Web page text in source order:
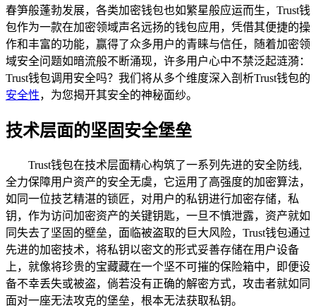
春笋般蓬勃发展，各类加密钱包也如繁星般应运而生，Trust钱
包作为一款在加密领域声名远扬的钱包应用，凭借其便捷的操
作和丰富的功能，赢得了众多用户的青睐与信任，随着加密领
域安全问题如暗流般不断涌现，许多用户心中不禁泛起涟漪：
Trust钱包调用安全吗？我们将从多个维度深入剖析Trust钱包的
安全性，为您揭开其安全的神秘面纱。
技术层面的坚固安全堡垒
Trust钱包在技术层面精心构筑了一系列先进的安全防线,
全力保障用户资产的安全无虞，它运用了高强度的加密算法，
如同一位技艺精湛的锁匠，对用户的私钥进行加密存储，私
钥，作为访问加密资产的关键钥匙，一旦不慎泄露，资产就如
同失去了坚固的壁垒，面临被盗取的巨大风险，Trust钱包通过
先进的加密技术，将私钥以密文的形式妥善存储在用户设备
上，就像将珍贵的宝藏藏在一个坚不可摧的保险箱中，即便设
备不幸丢失或被盗，倘若没有正确的解密方式，攻击者就如同
面对一座无法攻克的堡垒，根本无法获取私钥。